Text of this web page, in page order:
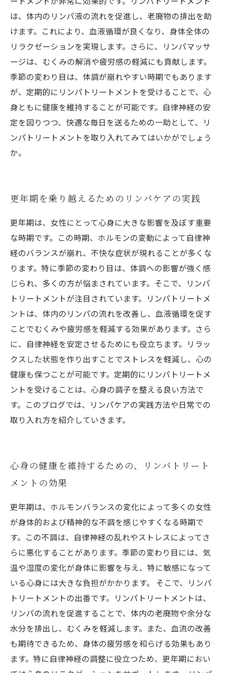
は、体内のリンパ液の流れを促進し、老廃物の排出を助
けます。これにより、血液循環が良くなり、身体全体の
リラクゼーションを実現します。さらに、リンパマッサ
ージは、むくみの解消や疲労感の軽減にも貢献します。
季節の変わり目は、体調が崩れやすい時期でもあります
が、定期的にリンパトリートメントを受けることで、心
身ともに健康を維持することが可能です。自律神経の安
定を図りつつ、快適な毎日を送るための一助として、リ
ンパトリートメントを取り入れてみてはいかがでしょう
か。
更年期を乗り越えるためのリンパケアの実践
更年期は、女性にとって心身に大きな影響を及ぼす重要
な時期です。この時期、ホルモンの変動によって自律神
経のバランスが崩れ、不快な症状が現れることが多くな
ります。特に季節の変わり目は、体調への影響が強く感
じられ、多くの方が悩まされています。そこで、リンパ
トリートメントが注目されています。リンパトリートメ
ントは、体内のリンパの流れを改善し、血液循環を促す
ことでむくみや疲労感を軽減する効果があります。さら
に、自律神経を安定させるためにも役立ちます。リラッ
クスした状態を作り出すことでストレスを軽減し、心の
健康も保つことが可能です。定期的にリンパトリートメ
ントを受けることは、心身の調子を整える良い方法で
す。このブログでは、リンパケアの実践方法や日常での
取り入れ方を紹介していきます。
心身の健康を維持するための、リンパトリート
メントの効果
更年期は、ホルモンバランスの変化によって多くの女性
が身体的および精神的な不調を感じやすくなる時期で
す。この不調は、自律神経の乱れやストレスによってさ
らに悪化することがあります。季節の変わり目には、気
温や湿度の変化が身体に影響を与え、特に敏感になって
いる心身には大きな負担がかかります。 そこで、リンパ
トリートメントの出番です。リンパトリートメントは、
リンパの流れを促進することで、体内の老廃物や余分な
水分を排出し、むくみを軽減します。また、血流の改善
も期待できるため、身体の疲労感を和らげる効果もあり
ます。特に自律神経の調整に役立つため、更年期におい